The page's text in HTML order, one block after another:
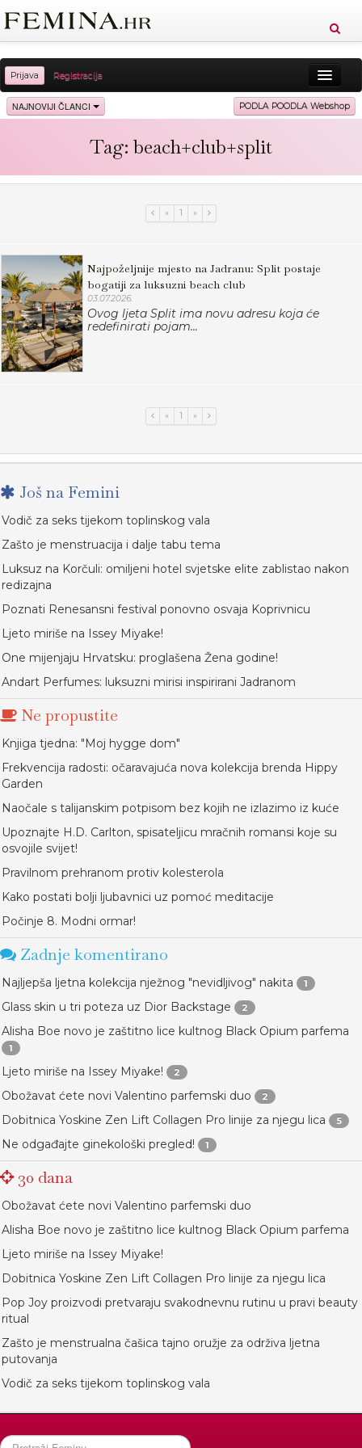
Prijava Registracija
Sreća Zdravlje Vitkost
Ljubav Relax Putovanja
NAJNOVIJI ČLANCI PODLA POODLA Webshop
Tag: beach+club+split
« 1 »
Najpoželjnije mjesto na Jadranu: Split postaje
bogatiji za luksuzni beach club
03.07.2026.
Ovog ljeta Split ima novu adresu koja će
redefinirati pojam...
« 1 »
Još na Femini
Vodič za seks tijekom toplinskog vala
Zašto je menstruacija i dalje tabu tema
Luksuz na Korčuli: omiljeni hotel svjetske elite zablistao nakon
redizajna
Poznati Renesansni festival ponovno osvaja Koprivnicu
Ljeto miriše na Issey Miyake!
One mijenjaju Hrvatsku: proglašena Žena godine!
Andart Perfumes: luksuzni mirisi inspirirani Jadranom
Ne propustite
Knjiga tjedna: "Moj hygge dom"
Frekvencija radosti: očaravajuća nova kolekcija brenda Hippy
Garden
Naočale s talijanskim potpisom bez kojih ne izlazimo iz kuće
Upoznajte H.D. Carlton, spisateljicu mračnih romansi koje su
osvojile svijet!
Pravilnom prehranom protiv kolesterola
Kako postati bolji ljubavnici uz pomoć meditacije
Počinje 8. Modni ormar!
Zadnje komentirano
Najljepša ljetna kolekcija nježnog "nevidljivog" nakita 1
Glass skin u tri poteza uz Dior Backstage 2
Alisha Boe novo je zaštitno lice kultnog Black Opium parfema
1
Ljeto miriše na Issey Miyake! 2
Obožavat ćete novi Valentino parfemski duo 2
Dobitnica Yoskine Zen Lift Collagen Pro linije za njegu lica 5
Ne odgađajte ginekološki pregled! 1
30 dana
Obožavat ćete novi Valentino parfemski duo
Alisha Boe novo je zaštitno lice kultnog Black Opium parfema
Ljeto miriše na Issey Miyake!
Dobitnica Yoskine Zen Lift Collagen Pro linije za njegu lica
Pop Joy proizvodi pretvaraju svakodnevnu rutinu u pravi beauty
ritual
Zašto je menstrualna čašica tajno oružje za održiva ljetna
putovanja
Vodič za seks tijekom toplinskog vala